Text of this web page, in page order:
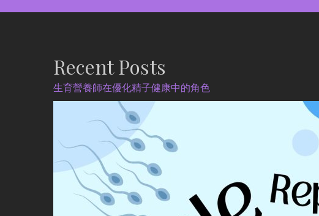
Recent Posts
生育營養師在優化精子健康中的角色